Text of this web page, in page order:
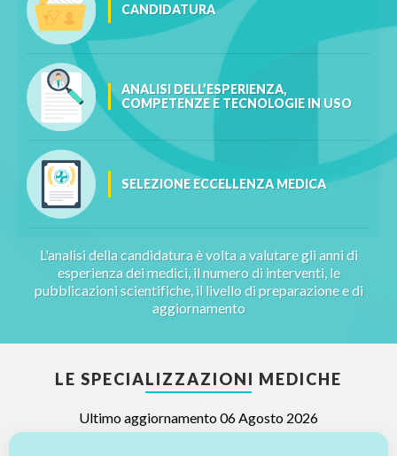
CANDIDATURA
ANALISI DELL’ESPERIENZA,
COMPETENZE E TECNOLOGIE IN USO
SELEZIONE ECCELLENZA MEDICA
L'analisi della candidatura è volta a valutare gli anni di
esperienza dei medici, il numero di interventi, le
pubblicazioni scientifiche, il livello di preparazione e di
aggiornamento
LE SPECIALIZZAZIONI MEDICHE
Ultimo aggiornamento 06 Agosto 2026